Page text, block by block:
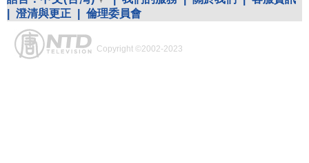
澄清與更正 倫理委員會
Copyright ©2002-2023